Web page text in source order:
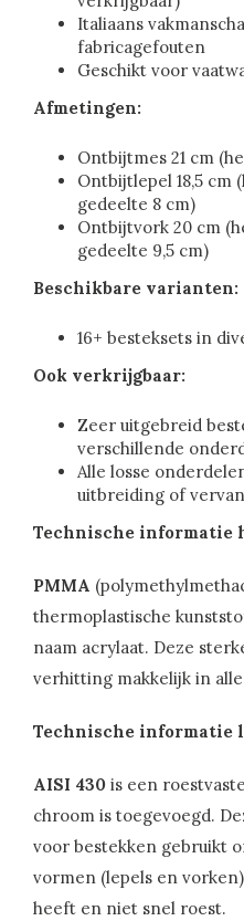
Italiaans
fabricagefouten
Geschikt voor
Afmetingen:
Ontbijtmes 21 cm
Ontbijtlepel 18,5 cm
gedeelte 8 cm)
Ontbijtvork 20 cm
gedeelte 9,5 cm)
Beschikbare varianten:
16+ besteksets in
Ook verkrijgbaar:
Zeer uitgebreid
verschillende
Alle losse
uitbreiding of
Technische informatie
PMMA
thermoplastische
naam acrylaat. Deze
verhitting makkelijk in
Technische informatie
AISI 430 is een
chroom is toegevoegd.
voor bestekken gebruikt
vormen (lepels en
heeft en niet snel roest.